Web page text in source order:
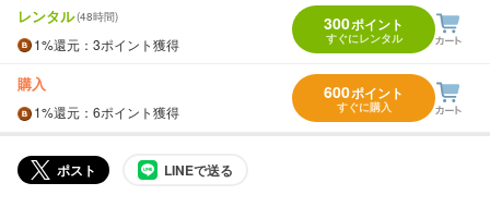
レンタル(48時間)
1%還元 ：3ポイント獲得
300ポイント
すぐにレンタル
購入
1%還元 ：6ポイント獲得
600ポイント
すぐに購入
ポスト LINEで送る